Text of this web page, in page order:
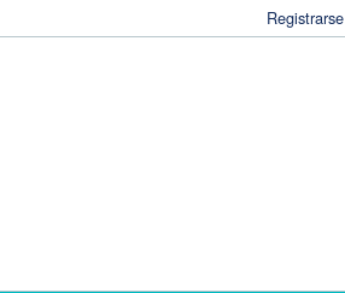
Registrarse